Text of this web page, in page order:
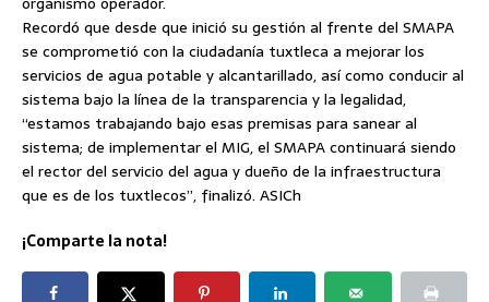
Recordó que desde que inició su gestión al frente del SMAPA
se comprometió con la ciudadanía tuxtleca a mejorar los
servicios de agua potable y alcantarillado, así como conducir al
sistema bajo la línea de la transparencia y la legalidad,
“estamos trabajando bajo esas premisas para sanear al
sistema; de implementar el MIG, el SMAPA continuará siendo
el rector del servicio del agua y dueño de la infraestructura
que es de los tuxtlecos”, finalizó. ASICh
¡Comparte la nota!